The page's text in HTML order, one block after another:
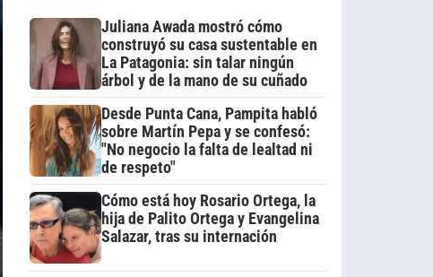
Juliana Awada mostró cómo
construyó su casa sustentable en
La Patagonia: sin talar ningún
árbol y de la mano de su cuñado
Desde Punta Cana, Pampita habló
sobre Martín Pepa y se confesó:
"No negocio la falta de lealtad ni
de respeto"
Cómo está hoy Rosario Ortega, la
hija de Palito Ortega y Evangelina
Salazar, tras su internación